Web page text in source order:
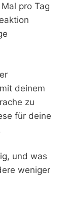
pro Tag
deinem
zu
für deine
und was
weniger